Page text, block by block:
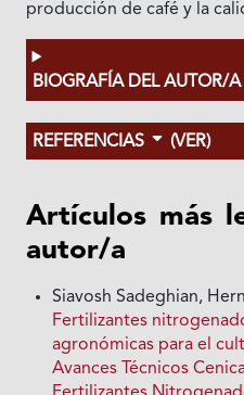
producción de café y la
BIOGRAFÍA DEL AUTOR/A
REFERENCIAS (VER)
Artículos más
autor/a
Siavosh Sadeghian,
Fertilizantes
agronómicas para el
Avances Técnicos